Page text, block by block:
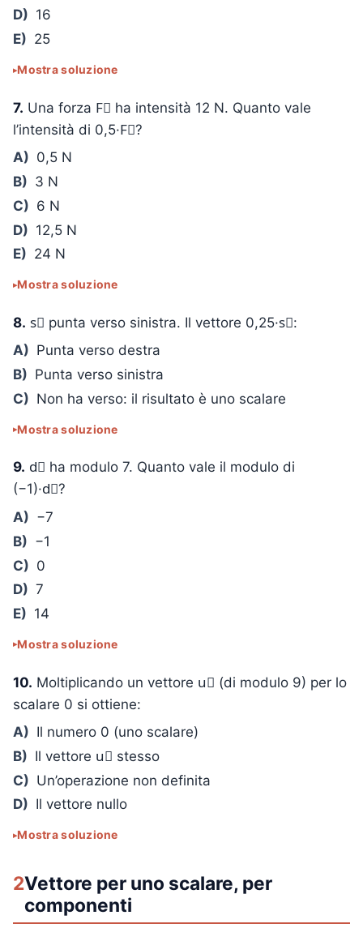
D) 16
E) 25
Mostra soluzione
7. Una forza F⃗ ha intensità 12 N. Quanto vale
l’intensità di 0,5·F⃗?
A) 0,5 N
B) 3 N
C) 6 N
D) 12,5 N
E) 24 N
Mostra soluzione
8. s⃗ punta verso sinistra. Il vettore 0,25·s⃗:
A) Punta verso destra
B) Punta verso sinistra
C) Non ha verso: il risultato è uno scalare
Mostra soluzione
9. d⃗ ha modulo 7. Quanto vale il modulo di
(−1)·d⃗?
A) −7
B) −1
C) 0
D) 7
E) 14
Mostra soluzione
10. Moltiplicando un vettore u⃗ (di modulo 9) per lo
scalare 0 si ottiene:
A) Il numero 0 (uno scalare)
B) Il vettore u⃗ stesso
C) Un’operazione non definita
D) Il vettore nullo
Mostra soluzione
2Vettore per uno scalare, per
componenti